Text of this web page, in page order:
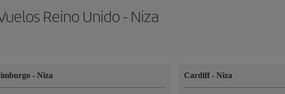
Reino Unido - Niza
- Niza Cardiff-Niza